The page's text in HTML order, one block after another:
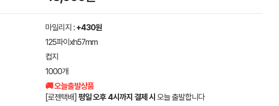
마일리지 : +430원
125파이xh57mm
컵지
1000개
🚚 오늘출발상품
[로젠택배] 평일 오후 4시까지 결제 시 오늘 출발합니다